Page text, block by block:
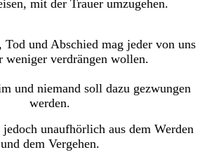
mit der Trauer umzugehen.
Tod und Abschied mag jeder von uns
weniger verdrängen wollen.
und niemand soll dazu gezwungen
werden.
jedoch unaufhörlich aus dem Werden
und dem Vergehen.